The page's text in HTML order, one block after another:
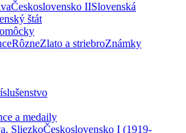
Československo IISlovenská
štát
RôzneZlato a striebroZnámky
a medaily
SliezkoČeskoslovensko I (1919-